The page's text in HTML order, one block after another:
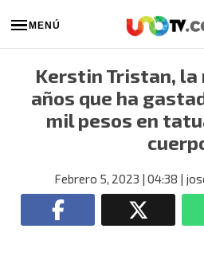
MENÚ
Kerstin Tristan, la
años que ha
mil pesos en
Febrero 5, 2023 | 04:38 |